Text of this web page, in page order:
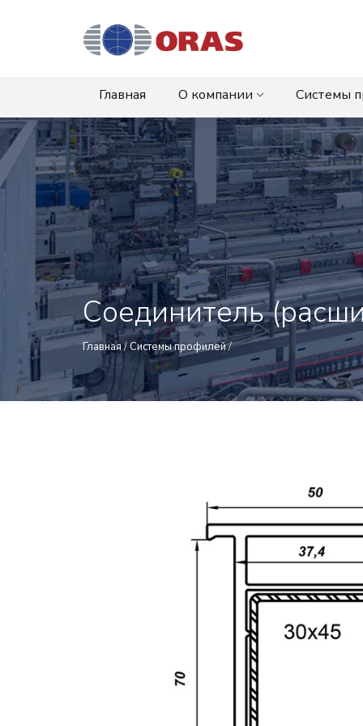
Главная О компании Системы
Соединитель
Главная/Системы профилей/